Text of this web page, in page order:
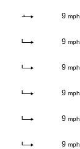
9 mph
9 mph
9 mph
9 mph
9 mph
9 mph